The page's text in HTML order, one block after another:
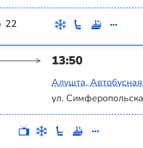
22
13:50
Алушта,
ул.